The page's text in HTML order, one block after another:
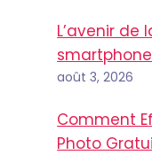
L’avenir de
août 3, 2026
Comment
Photo